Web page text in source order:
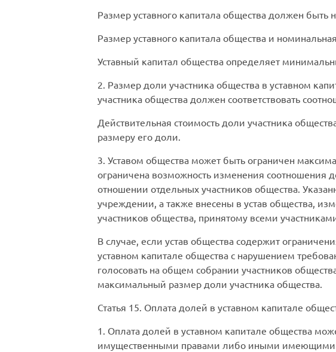
Размер уставного капитала общества должен быть
Размер уставного капитала общества и
Уставный капитал общества определяет
2. Размер доли участника общества в уставном
участника общества должен соответствовать
Действительная стоимость доли участника
размеру его доли.
3. Уставом общества может быть ограничен
ограничена возможность изменения соотношения
отношении отдельных участников общества.
учреждении, а также внесены в устав общества,
участников общества, принятому всеми
В случае, если устав общества содержит
уставном капитале общества с нарушением
голосовать на общем собрании участников
максимальный размер доли участника общества.
Статья 15. Оплата долей в уставном капитале
1. Оплата долей в уставном капитале общества
имущественными правами либо иными имеющими